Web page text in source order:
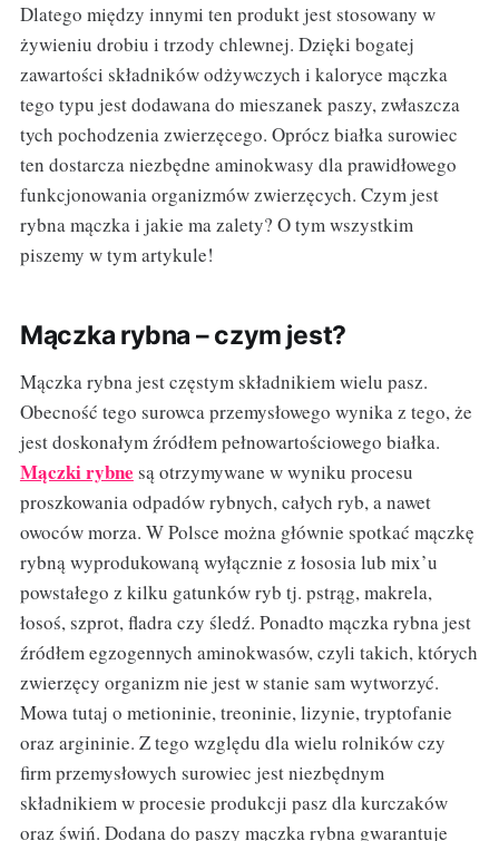
Dlatego między innymi ten produkt jest stosowany w
żywieniu drobiu i trzody chlewnej. Dzięki bogatej
zawartości składników odżywczych i kaloryce mączka
tego typu jest dodawana do mieszanek paszy, zwłaszcza
tych pochodzenia zwierzęcego. Oprócz białka surowiec
ten dostarcza niezbędne aminokwasy dla prawidłowego
funkcjonowania organizmów zwierzęcych. Czym jest
rybna mączka i jakie ma zalety? O tym wszystkim
piszemy w tym artykule!
Mączka rybna – czym jest?
Mączka rybna jest częstym składnikiem wielu pasz.
Obecność tego surowca przemysłowego wynika z tego, że
jest doskonałym źródłem pełnowartościowego białka.
Mączki rybne są otrzymywane w wyniku procesu
proszkowania odpadów rybnych, całych ryb, a nawet
owoców morza. W Polsce można głównie spotkać mączkę
rybną wyprodukowaną wyłącznie z łososia lub mix’u
powstałego z kilku gatunków ryb tj. pstrąg, makrela,
łosoś, szprot, fladra czy śledź. Ponadto mączka rybna jest
źródłem egzogennych aminokwasów, czyli takich, których
zwierzęcy organizm nie jest w stanie sam wytworzyć.
Mowa tutaj o metioninie, treoninie, lizynie, tryptofanie
oraz argininie. Z tego względu dla wielu rolników czy
firm przemysłowych surowiec jest niezbędnym
składnikiem w procesie produkcji pasz dla kurczaków
oraz świń. Dodana do paszy mączka rybna gwarantuje